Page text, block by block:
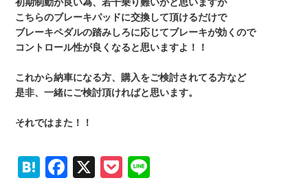
こちらのブレーキパッドに交換して頂けるだけで
ブレーキペダルの踏みしろに応じてブレーキが効くので
コントロール性が良くなると思いますよ！！
これから納車になる方、購入をご検討されてる方など
是非、一緒にご検討頂ければと思います。
それではまた！！
Hatena
Facebook
X Pocket